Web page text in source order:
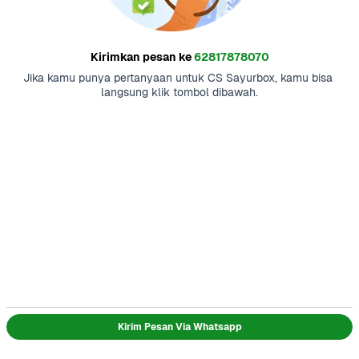
Kirimkan pesan ke62817878070
Jika kamu punya pertanyaan untuk CS Sayurbox, kamu bisa
langsung klik tombol dibawah.
Kirim Pesan Via Whatsapp